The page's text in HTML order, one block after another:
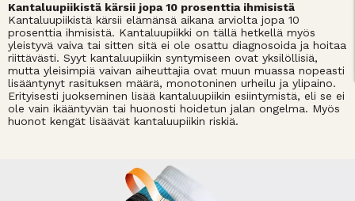
Kantaluupiikistä kärsii jopa 10 prosenttia ihmisistä
Kantaluupiikistä kärsii elämänsä aikana arviolta jopa 10
prosenttia ihmisistä. Kantaluupiikki on tällä hetkellä myös
yleistyvä vaiva tai sitten sitä ei ole osattu diagnosoida ja hoitaa
riittävästi. Syyt kantaluupiikin syntymiseen ovat yksilöllisiä,
mutta yleisimpiä vaivan aiheuttajia ovat muun muassa nopeasti
lisääntynyt rasituksen määrä, monotoninen urheilu ja ylipaino.
Erityisesti juokseminen lisää kantaluupiikin esiintymistä, eli se ei
ole vain ikääntyvän tai huonosti hoidetun jalan ongelma. Myös
huonot kengät lisäävät kantaluupiikin riskiä.